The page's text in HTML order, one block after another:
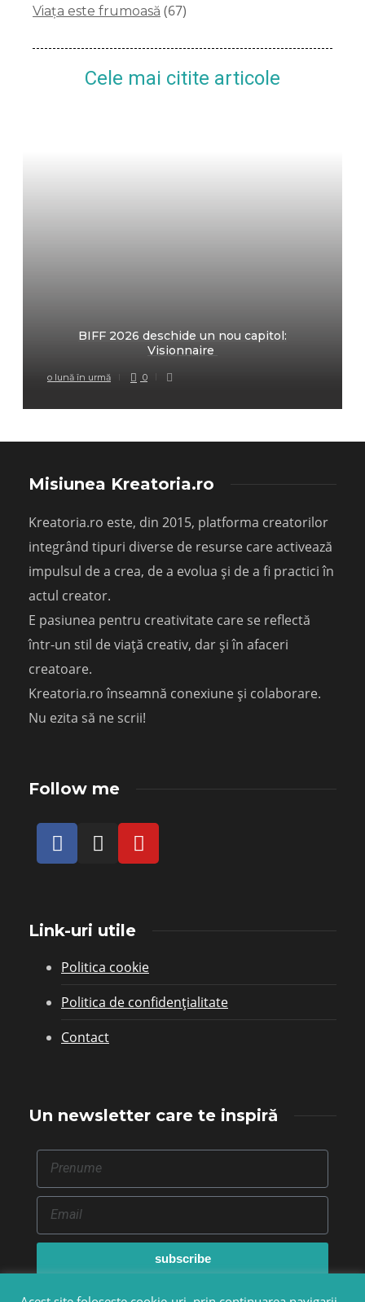
Viața este frumoasă (67)
Cele mai citite articole
BIFF 2026 deschide un nou capitol:
Visionnaire
o lună în urmă 0
Misiunea Kreatoria.ro
Kreatoria.ro este, din 2015, platforma creatorilor
integrând tipuri diverse de resurse care activează
impulsul de a crea, de a evolua și de a fi practici în
actul creator.
E pasiunea pentru creativitate care se reflectă
într-un stil de viață creativ, dar și în afaceri
creatoare.
Kreatoria.ro înseamnă conexiune și colaborare.
Nu ezita să ne scrii!
Follow me
Link-uri utile
Politica cookie
Politica de confidențialitate
Contact
Un newsletter care te inspiră
subscribe